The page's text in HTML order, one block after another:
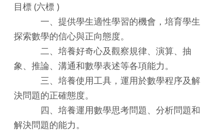
目標 (六標 )
一、提供學生適性學習的機會，培育學生
探索數學的信心與正向態度。
二、培養好奇心及觀察規律、演算、抽
象、推論、溝通和數學表述等各項能力。
三、培養使用工具，運用於數學程序及解
決問題的正確態度。
四、培養運用數學思考問題、分析問題和
解決問題的能力。